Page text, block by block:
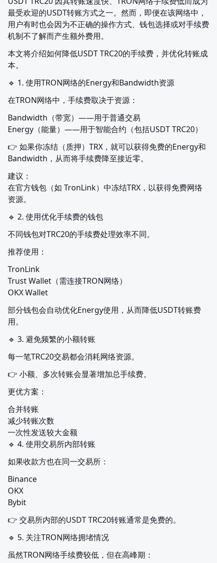
最受欢迎的USDT转账方式之一。然而，即便在该网络中，
用户有时也会因为不正确的操作方式、钱包选择或对手续费
机制不了解而产生额外费用。
本文将介绍如何降低USDT TRC20的手续费，并优化转账成
本。
🔹 1. 使用TRON网络的Energy和Bandwidth资源
在TRON网络中，手续费取决于资源：
Bandwidth（带宽）——用于普通交易
Energy（能量）——用于智能合约（包括USDT TRC20）
👉 如果你冻结（质押）TRX，就可以获得免费的Energy和
Bandwidth，从而将手续费降至接近零。
建议：
在官方钱包（如 TronLink）中冻结TRX，以获得免费网络
资源。
🔹 2. 使用优化手续费的钱包
不同钱包对TRC20的手续费处理效率不同。
推荐使用：
TronLink
Trust Wallet（需连接TRON网络）
OKX Wallet
部分钱包会自动优化Energy使用，从而降低USDT转账费
用。
🔹 3. 避免频繁的小额转账
每一笔TRC20交易都会消耗网络资源。
👉 小额、多次转账会显著增加总手续费。
更优方案：
合并转账
减少转账次数
一次性发送较大金额
🔹 4. 使用交易所内部转账
如果收款方也在同一交易所：
Binance
OKX
Bybit
👉 交易所内部的USDT TRC20转账通常是免费的。
🔹 5. 关注TRON网络拥堵情况
虽然TRON网络手续费较低，但在高峰期：